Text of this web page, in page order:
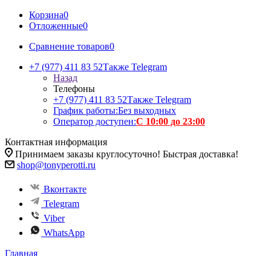
Корзина0
Отложенные0
Сравнение товаров0
+7 (977) 411 83 52Также Telegram
Назад
Телефоны
+7 (977) 411 83 52Также Telegram
График работы:Без выходных
Оператор доступен:С 10:00 до 23:00
Контактная информация
Принимаем заказы круглосуточно! Быстрая доставка!
shop@tonyperotti.ru
Вконтакте
Telegram
Viber
WhatsApp
Главная